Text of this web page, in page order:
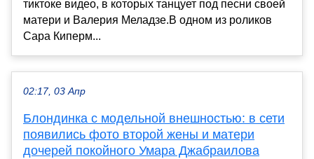
тиктоке видео, в которых танцует под песни своей
матери и Валерия Меладзе.В одном из роликов
Сара Киперм...
02:17, 03 Апр
Блондинка с модельной внешностью: в сети
появились фото второй жены и матери
дочерей покойного Умара Джабраилова